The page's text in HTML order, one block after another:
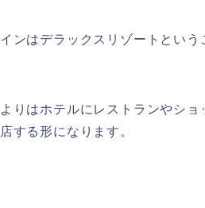
ンはデラックスリゾートとい
りはホテルにレストランやシ
する形になります。